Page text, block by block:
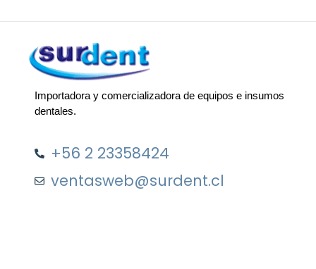
Importadora y comercializadora de equipos e insumos
dentales.
+56 2 23358424
ventasweb@surdent.cl